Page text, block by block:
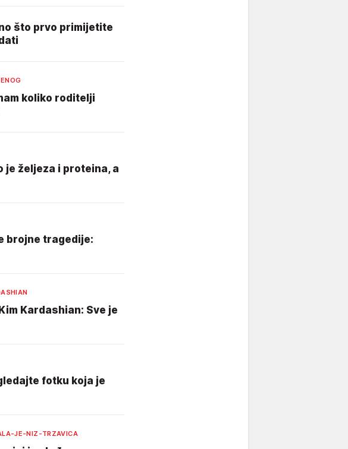
što prvo primijetite
koliko roditelji
je željeza i proteina, a
brojne tragedije:
Kardashian: Sve je
fotku koja je
JE-NIZ-TRZAVICA